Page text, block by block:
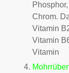
Chrom.
Vitamin
Vitamin
Vitamin